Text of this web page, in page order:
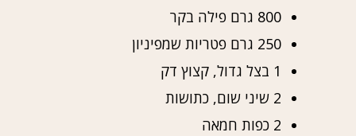
800 גרם פילה בקר
250 גרם פטריות שמפיניון
1 בצל גדול, קצוץ דק
2 שיני שום, כתושות
2 כפות חמאה